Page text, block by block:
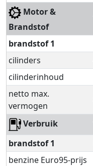
Motor &
Brandstof
brandstof 1
cilinders
cilinderinhoud
netto max.
vermogen
Verbruik
brandstof 1
benzine Euro95-prijs